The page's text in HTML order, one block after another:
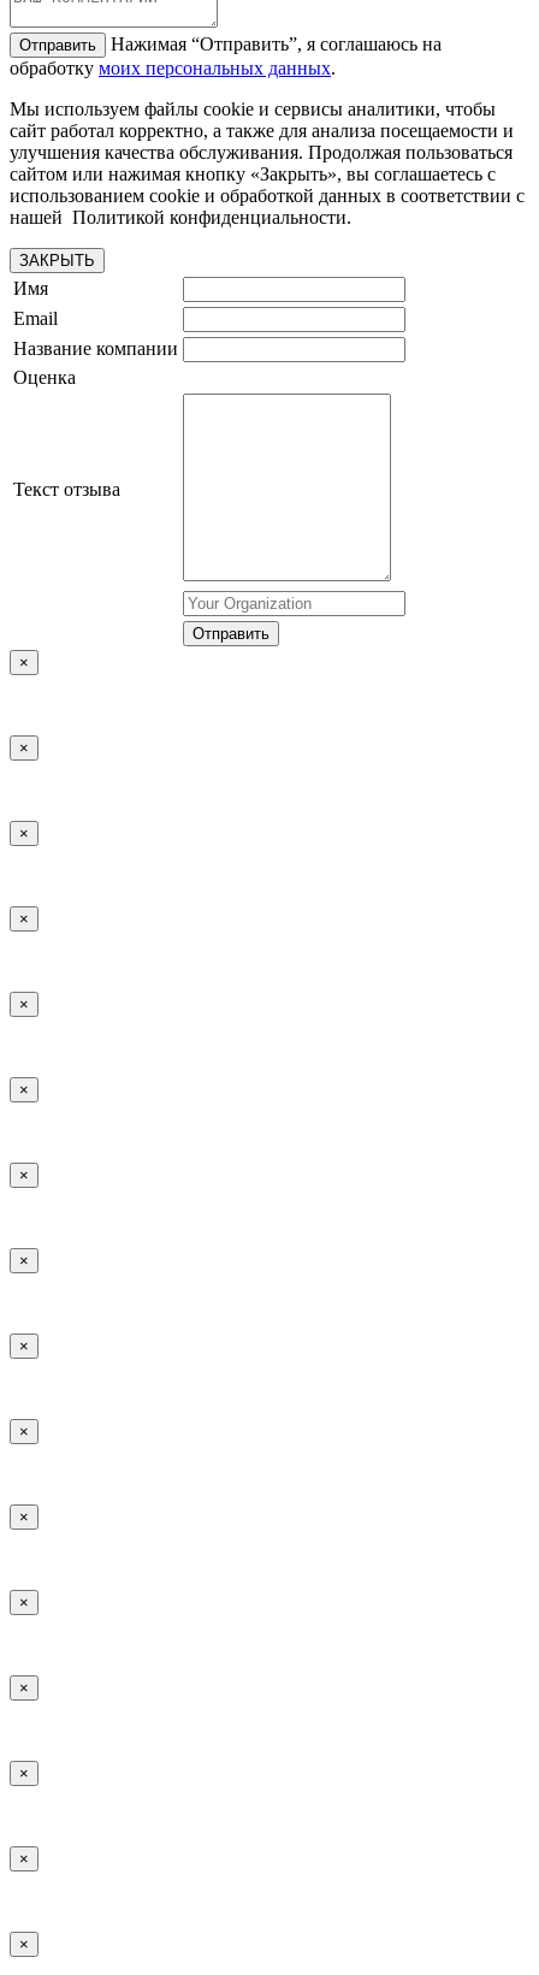
Отправить
Нажимая “Отправить”, я соглашаюсь на
обработку моих персональных данных.
Мы используем файлы cookie и сервисы аналитики, чтобы
сайт работал корректно, а также для анализа посещаемости и
улучшения качества обслуживания. Продолжая пользоваться
сайтом или нажимая кнопку «Закрыть», вы соглашаетесь с
использованием cookie и обработкой данных в соответствии с
нашей Политикой конфиденциальности.
ЗАКРЫТЬ
Имя
Email
Название компании
Оценка
Текст отзыва
×
×
×
×
×
×
×
×
×
×
×
×
×
×
×
×